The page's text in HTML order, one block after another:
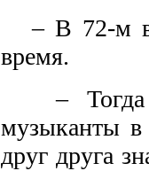
– В 72-м
время.
– Тогда
музыканты в
друг друга